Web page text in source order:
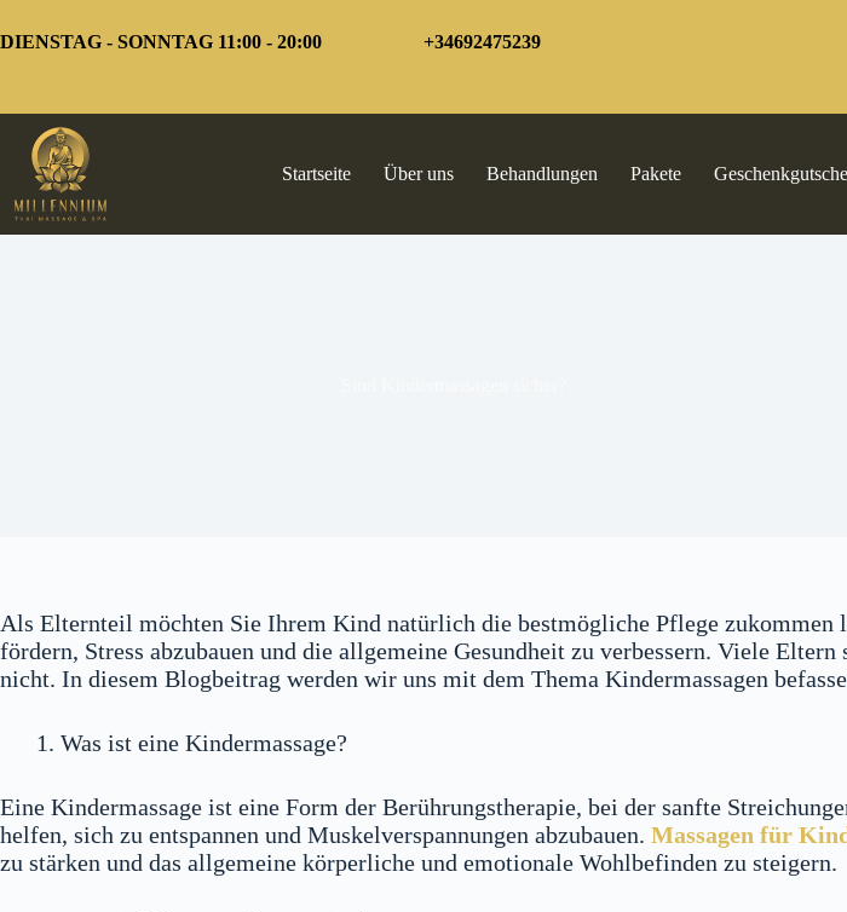
Inhalt
springen
DIENSTAG - SONNTAG 11:00 - 20:00 +34692475239
Startseite Über uns Behandlungen Pakete
Als Elternteil möchten Sie Ihrem Kind natürlich die bestmögliche Pflege zukommen
fördern, Stress abzubauen und die allgemeine Gesundheit zu verbessern. Viele
nicht. In diesem Blogbeitrag werden wir uns mit dem Thema Kindermassagen
Was ist eine Kindermassage?
Eine Kindermassage ist eine Form der Berührungstherapie, bei der sanfte
helfen, sich zu entspannen und Muskelverspannungen abzubauen. Massagen für
zu stärken und das allgemeine körperliche und emotionale Wohlbefinden zu steigern.